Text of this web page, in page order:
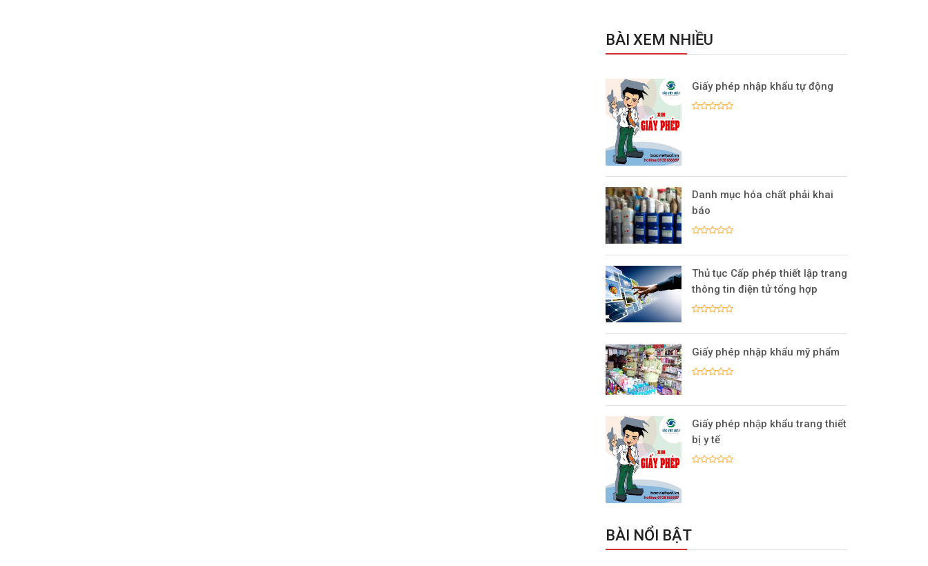
BÀI XEM NHIỀU
Giấy phép nhập khẩu tự động
Danh mục hóa chất phải khai
báo
Thủ tục Cấp phép thiết lập trang
thông tin điện tử tổng hợp
Giấy phép nhập khẩu mỹ phẩm
Giấy phép nhập khẩu trang thiết
bị y tế
BÀI NỔI BẬT